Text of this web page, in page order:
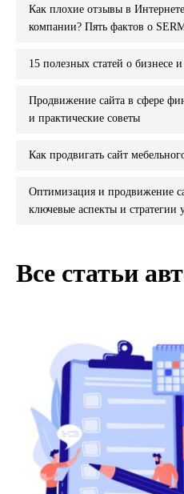
Как плохие отзывы в Интернете влияют на продажи вашей
компании? Пять фактов о
15 полезных статей о бизнесе
Продвижение сайта в сфере финансов: Сложности, стратегии
и практические советы
Как продвигать сайт
Оптимизация и продвижение сайта в строительной нише:
ключевые аспекты и стратегии
Все статьи